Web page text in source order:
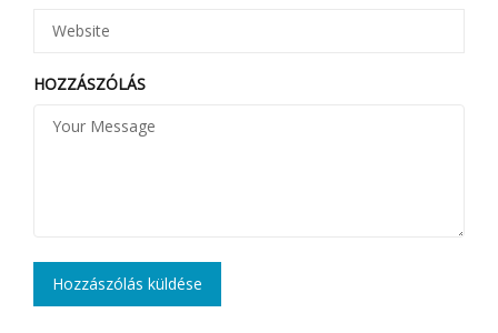
HOZZÁSZÓLÁS